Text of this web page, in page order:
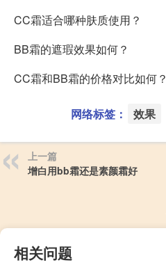
CC霜适合哪种肤质使用？
BB霜的遮瑕效果如何？
CC霜和BB霜的价格对比如何？
网络标签： 效果
上一篇
增白用bb霜还是素颜霜好
相关问题